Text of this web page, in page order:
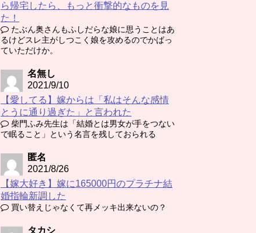
ら帰宅したら、もっと衝撃的なものを見
た！
たぶん奥さんもふしだらな娘に思うことはあ
るけどスレ主がしつこく娘を攻めるのでかばっ
ていただけか。
名無し
2021/9/10
【愛してる】嫁からは「私はそんな感情
とうに通り過ぎた」と言われた
柴門ふみ先生は「結婚とは男女が手をつない
で眠ること」という名言を残しておられる
匿名
2021/8/26
【嫁大好き】嫁に165000円のプラチナ結
婚指輪新調した
買い替えじゃなくて再メッキ出来ないの？
タカシ